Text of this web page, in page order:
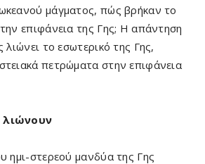
μάγματος, πώς βρήκαν το
επιφάνεια της Γης; Η απάντηση
το εσωτερικό της Γης,
πετρώματα στην επιφάνεια
ημι-στερεού μανδύα της Γης